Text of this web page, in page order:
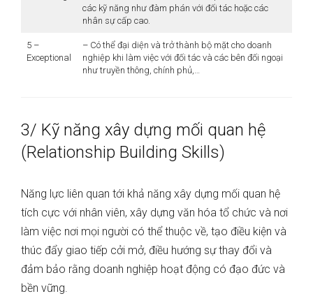
các kỹ năng như đàm phán với đối tác hoặc các
nhân sự cấp cao.
5 –
Exceptional
– Có thể đại diện và trở thành bộ mặt cho doanh
nghiệp khi làm việc với đối tác và các bên đối ngoại
như truyền thông, chính phủ,…
3/ Kỹ năng xây dựng mối quan hệ
(Relationship Building Skills)
Năng lực liên quan tới khả năng xây dựng mối quan hệ
tích cực với nhân viên, xây dựng văn hóa tổ chức và nơi
làm việc nơi mọi người có thể thuộc về, tạo điều kiện và
thúc đẩy giao tiếp cởi mở, điều hướng sự thay đổi và
đảm bảo rằng doanh nghiệp hoạt động có đạo đức và
bền vững.